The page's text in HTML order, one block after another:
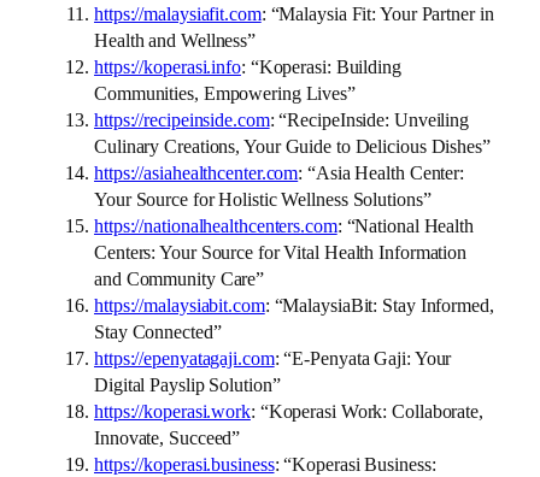
https://malaysiafit.com: “Malaysia Fit: Your Partner in
Health and Wellness”
https://koperasi.info: “Koperasi: Building
Communities, Empowering Lives”
https://recipeinside.com: “RecipeInside: Unveiling
Culinary Creations, Your Guide to Delicious Dishes”
https://asiahealthcenter.com: “Asia Health Center:
Your Source for Holistic Wellness Solutions”
https://nationalhealthcenters.com: “National Health
Centers: Your Source for Vital Health Information
and Community Care”
https://malaysiabit.com: “MalaysiaBit: Stay Informed,
Stay Connected”
https://epenyatagaji.com: “E-Penyata Gaji: Your
Digital Payslip Solution”
https://koperasi.work: “Koperasi Work: Collaborate,
Innovate, Succeed”
https://koperasi.business: “Koperasi Business: